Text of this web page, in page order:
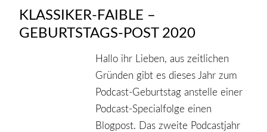
KLASSIKER-FAIBLE –
GEBURTSTAGS-POST 2020
Hallo ihr Lieben, aus zeitlichen
Gründen gibt es dieses Jahr zum
Podcast-Geburtstag anstelle einer
Podcast-Specialfolge einen
Blogpost. Das zweite Podcastjahr